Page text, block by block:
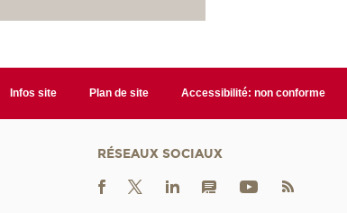
Infos site Plan de site Accessibilité: non conforme
RÉSEAUX SOCIAUX